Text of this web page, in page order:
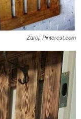
Zdroj: Pinterest.com